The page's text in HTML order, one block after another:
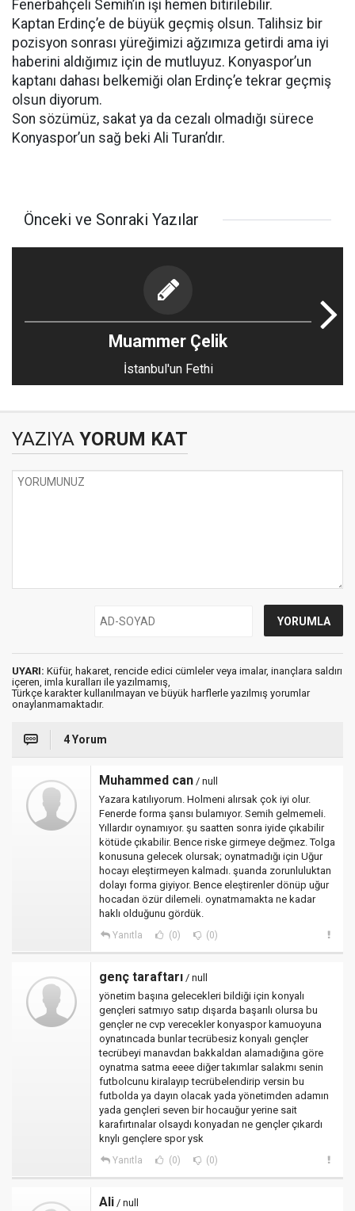
Fenerbahçeli Semih’in işi hemen bitirilebilir.
Kaptan Erdinç’e de büyük geçmiş olsun. Talihsiz bir
pozisyon sonrası yüreğimizi ağzımıza getirdi ama iyi
haberini aldığımız için de mutluyuz. Konyaspor’un
kaptanı dahası belkemiği olan Erdinç’e tekrar geçmiş
olsun diyorum.
Son sözümüz, sakat ya da cezalı olmadığı sürece
Konyaspor’un sağ beki Ali Turan’dır.
Önceki ve Sonraki Yazılar
Muammer Çelik
İstanbul'un Fethi
YAZIYA YORUM KAT
UYARI: Küfür, hakaret, rencide edici cümleler veya imalar, inançlara saldırı
içeren, imla kuralları ile yazılmamış,
Türkçe karakter kullanılmayan ve büyük harflerle yazılmış yorumlar
onaylanmamaktadır.
4 Yorum
Muhammed can / null
Yazara katılıyorum. Holmeni alırsak çok iyi olur.
Fenerde forma şansı bulamıyor. Semih gelmemeli.
Yıllardır oynamıyor. şu saatten sonra iyide çıkabilir
kötüde çıkabilir. Bence riske girmeye değmez. Tolga
konusuna gelecek olursak; oynatmadığı için Uğur
hocayı eleştirmeyen kalmadı. şuanda zorunluluktan
dolayı forma giyiyor. Bence eleştirenler dönüp uğur
hocadan özür dilemeli. oynatmamakta ne kadar
haklı olduğunu gördük.
Yanıtla (0) (0)
genç taraftarı / null
yönetim başına gelecekleri bildiği için konyalı
gençleri satmıyo satıp dışarda başarılı olursa bu
gençler ne cvp verecekler konyaspor kamuoyuna
oynatıncada bunlar tecrübesiz konyalı gençler
tecrübeyi manavdan bakkaldan alamadığına göre
oynatma satma eeee diğer takımlar salakmı senin
futbolcunu kiralayıp tecrübelendirip versin bu
futbolda ya dayın olacak yada yönetimden adamın
yada gençleri seven bir hocauğur yerine sait
karafırtınalar olsaydı konyadan ne gençler çıkardı
knylı gençlere spor ysk
Yanıtla (0) (0)
Ali / null